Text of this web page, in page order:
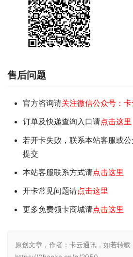
售后问题
官方咨询请关注微信公众号：
订单及快递查询入口请点击这里
若开卡失败，联系本站客服或
提交
本站客服联系方式请点击这里
开卡常见问题请点击这里
更多免费领卡商城请点击这里
原创文章，作者：卡云通讯，如若转载